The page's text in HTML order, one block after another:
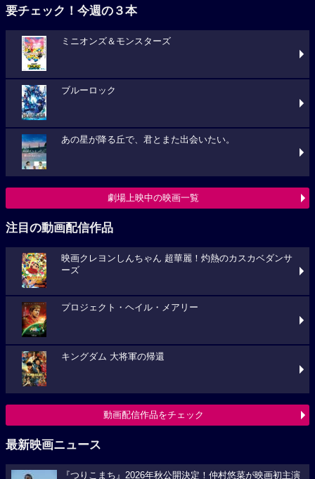
要チェック！今週の３本
ミニオンズ＆モンスターズ
ブルーロック
あの星が降る丘で、君とまた出会いたい。
劇場上映中の映画一覧
注目の動画配信作品
映画クレヨンしんちゃん 超華麗！灼熱のカスカベダンサ
ーズ
プロジェクト・ヘイル・メアリー
キングダム 大将軍の帰還
動画配信作品をチェック
最新映画ニュース
『つりこまち』2026年秋公開決定！仲村悠菜が映画初主演